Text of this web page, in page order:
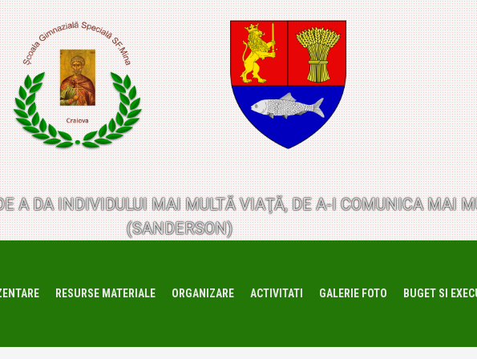
A DA INDIVIDULUI MAI MULTĂ VIAŢĂ, DE A-I COMUNICA MAI
(SANDERSON)
RESURSE MATERIALE ORGANIZARE ACTIVITATI GALERIE FOTO BUGET SI